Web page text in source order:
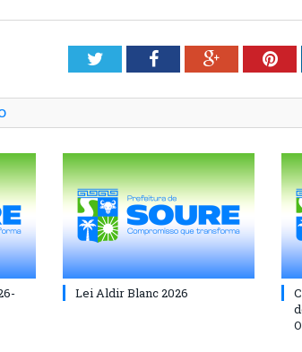
TwitterFacebookGoogle+
Lei Aldir Blanc 2026